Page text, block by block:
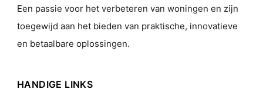
Een passie voor het verbeteren van woningen en zijn
toegewijd aan het bieden van praktische, innovatieve
en betaalbare oplossingen.
HANDIGE LINKS